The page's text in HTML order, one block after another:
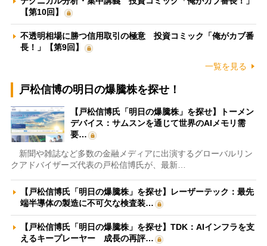
【第10回】
不透明相場に勝つ信用取引の極意 投資コミック「俺がカブ番
長！」【第9回】
一覧を見る
戸松信博の明日の爆騰株を探せ！
【戸松信博氏「明日の爆騰株」を探せ】トーメン
デバイス：サムスンを通じて世界のAIメモリ需
要…
新聞や雑誌など多数の金融メディアに出演するグローバルリン
クアドバイザーズ代表の戸松信博氏が、最新…
【戸松信博氏「明日の爆騰株」を探せ】レーザーテック：最先
端半導体の製造に不可欠な検査装…
【戸松信博氏「明日の爆騰株」を探せ】TDK：AIインフラを支
えるキープレーヤー 成長の再評…